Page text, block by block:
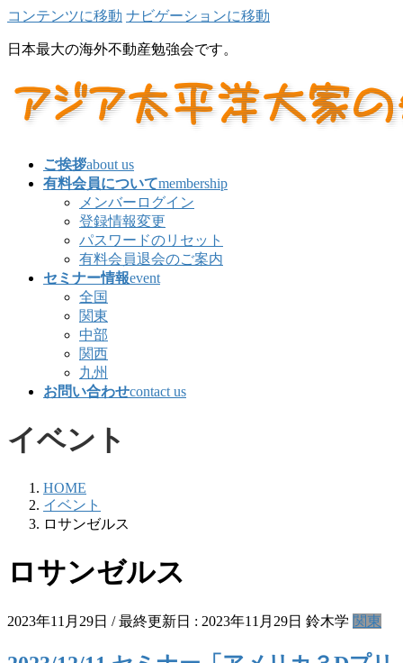
コンテンツに移動 ナビゲーションに移動
日本最大の海外不動産勉強会です。
ご挨拶about us
有料会員についてmembership
メンバーログイン
登録情報変更
パスワードのリセット
有料会員退会のご案内
セミナー情報event
全国
関東
中部
関西
九州
お問い合わせcontact us
イベント
HOME
イベント
ロサンゼルス
ロサンゼルス
2023年11月29日 / 最終更新日 : 2023年11月29日 鈴木学 関東